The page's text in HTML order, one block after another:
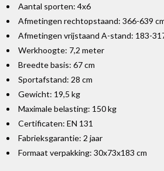
Aantal sporten: 4x6
Afmetingen rechtopstaand: 366-639
Afmetingen vrijstaand A-stand: 183-
Werkhoogte: 7,2 meter
Breedte basis: 67 cm
Sportafstand: 28 cm
Gewicht: 19,5 kg
Maximale belasting: 150 kg
Certificaten: EN 131
Fabrieksgarantie: 2 jaar
Formaat verpakking: 30x73x183 cm